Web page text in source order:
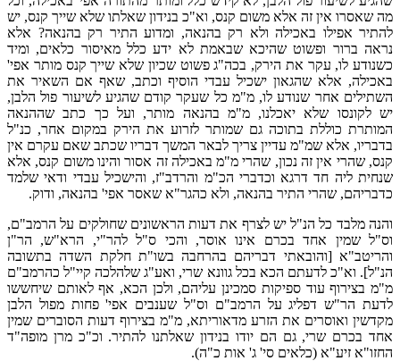
מה שאסרו אין זה אלא משום קנס, וא"כ בנידון שאלתו שלא שייך קנס, יש
להתיר אפילו באכילה ולא רק בהנאה, ומדוע התיר רק בהנאה? אלא
נראה ברור ופשוט שהיכא שבאמת לא ידע כלל מאיסור כלאים, ומיד
כשנודע לו, עקר את הירק, בכה"ג פשוט שכיון שלא שייך קנס מותר אפי'
באכילה, אלא שהגאון ישכיל עבדי הוסיף וכתב, שאף אם השאיר את
השתילים אחר שנודע לו, מ"מ כל שעקר קודם שהגיע לשיעור פול הלבן,
יש לקונסו שלא יאכלנו, מ"מ בהנאה מותר, ועל כך כתב שההנאה
המותרת כוללת בתוכה גם שמותר לזרוע את הירק במקום אחר, כנ"ל
בדבריו, אלא שמ"מ עדיין צריך לבאר המשך דבריו שכתב שאם עקרם אין
קנס, שהרי אין זה נכון, שהרי מ"מ באכילה זה אסור והינו משום קנס, אלא
שנחית ליה חד דרגא וכדברי הכ"מ והרדב"ז, והישכיל עבדי ודאי שלמד
כדבריהם, שהרי התיר בהנאה, ולא כהגר"א שאסר אפי' בהנאה, ודוק.
והנה מלבד כל הנ"ל יש לצרף את דעות הראשונים שחולקים על הרמב"ם,
וס"ל שמין אחד בכרם אינו אוסר, והכי ס"ל להר"י, הרא"ש, הר"ן
והריטב"א [והובאתי דבריהם בהרחבה בשו"ת חלקת השדה בתשובה
הנ"ל]. וא"כ לדעתם הכא בכל גוונא שרי, ואע"ג שלהלכה קיי"ל כהרמב"ם
מ"מ בצירוף עוד ספיקות סמכינן עליהם, ולכן הכא, אף לאותם שיחששו
לדעת הר"ש דפליג על הרמב"ם וס"ל שענבים אפי' פחות מפול הלבן
מקדשין ואוסרים את הזרע מדאוריתא, מ"מ בצירוף דעות הסוברים שמין
אחד בכרם שרי, גם הם יודו בנידון שאלתנו להתיר. וכ"כ מרן מופה"ד
החזו"א זיע"א (כלאים סי' ג' אות כ"ה).